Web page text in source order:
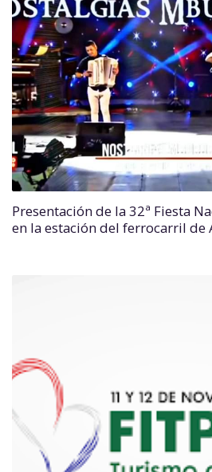
Presentación de la 32ª Fiesta
en la estación del ferrocarril de